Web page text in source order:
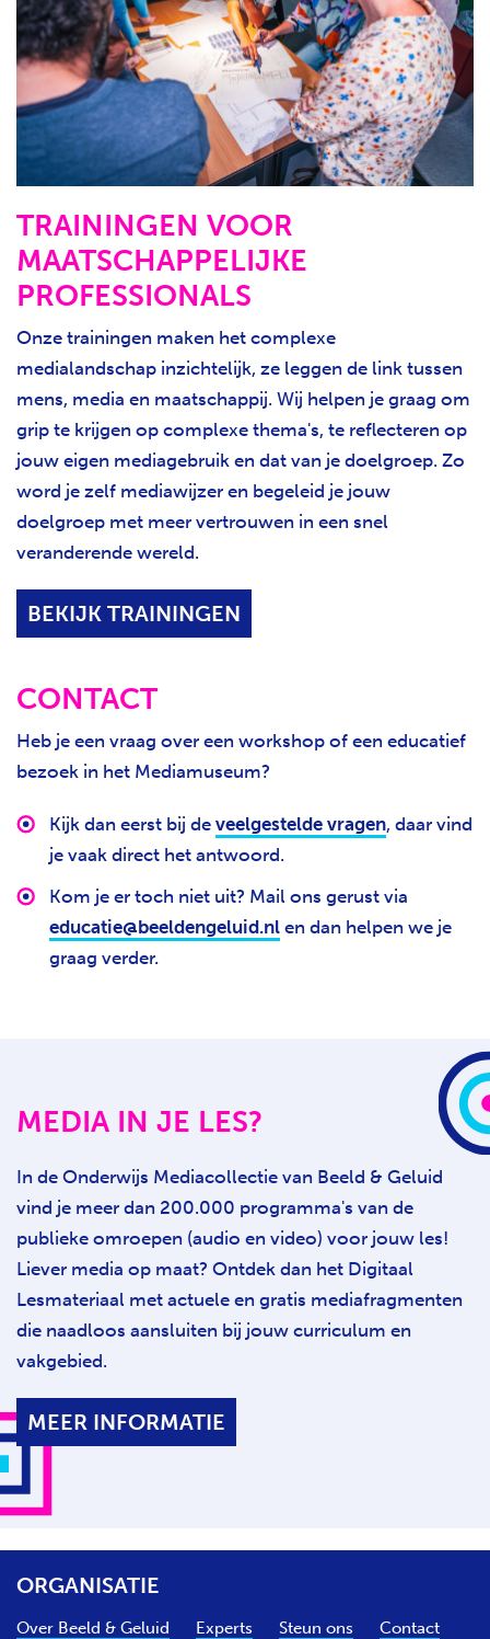
TRAININGEN VOOR
MAATSCHAPPELIJKE
PROFESSIONALS
Onze trainingen maken het complexe
medialandschap inzichtelijk, ze leggen de link tussen
mens, media en maatschappij. Wij helpen je graag om
grip te krijgen op complexe thema's, te reflecteren op
jouw eigen mediagebruik en dat van je doelgroep. Zo
word je zelf mediawijzer en begeleid je jouw
doelgroep met meer vertrouwen in een snel
veranderende wereld.
BEKIJK TRAININGEN
CONTACT
Heb je een vraag over een workshop of een educatief
bezoek in het Mediamuseum?
Kijk dan eerst bij de veelgestelde vragen, daar vind
je vaak direct het antwoord.
Kom je er toch niet uit? Mail ons gerust via
educatie@beeldengeluid.nl en dan helpen we je
graag verder.
MEDIA IN JE LES?
In de Onderwijs Mediacollectie van Beeld & Geluid
vind je meer dan 200.000 programma's van de
publieke omroepen (audio en video) voor jouw les!
Liever media op maat? Ontdek dan het Digitaal
Lesmateriaal met actuele en gratis mediafragmenten
die naadloos aansluiten bij jouw curriculum en
vakgebied.
MEER INFORMATIE
ORGANISATIE
Over Beeld & Geluid Experts Steun ons Contact